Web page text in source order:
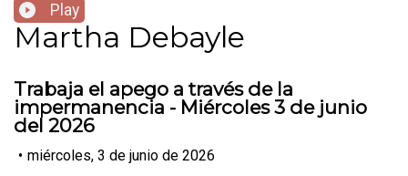
Play
Martha Debayle
Trabaja el apego a través de la
impermanencia - Miércoles 3 de junio
del 2026
• miércoles, 3 de junio de 2026